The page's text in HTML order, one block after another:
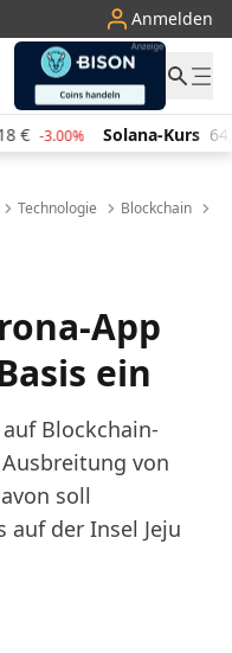
Anmelden
64,90 € 1.60% TRON-
Technologie Blockchain
App
ein
Blockchain-
von
soll
auf der Insel Jeju